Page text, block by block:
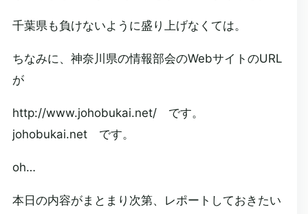
千葉県も負けないように盛り上げなくては。
ちなみに、神奈川県の情報部会のWebサイトのURL
が
http://www.johobukai.net/ です。
johobukai.net です。
oh…
本日の内容がまとまり次第、レポートしておきたい